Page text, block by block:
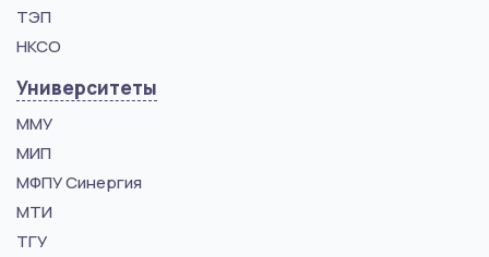
ТЭП
НКСО
Университеты
ММУ
МИП
МФПУ Синергия
МТИ
ТГУ